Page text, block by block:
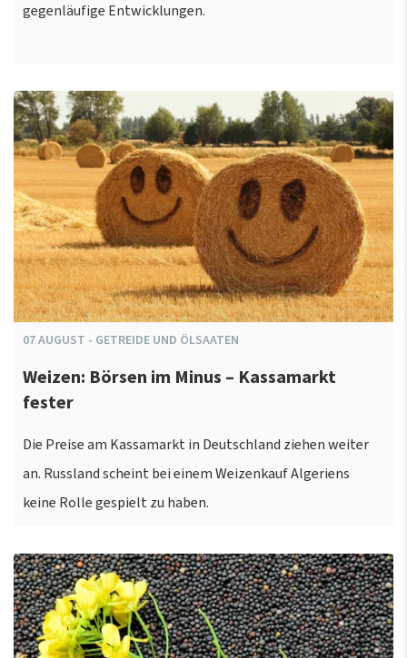
gegenläufige Entwicklungen.
07AUGUST - GETREIDE UND ÖLSAATEN
Weizen: Börsen im Minus – Kassamarkt
fester
Die Preise am Kassamarkt in Deutschland ziehen weiter
an. Russland scheint bei einem Weizenkauf Algeriens
keine Rolle gespielt zu haben.